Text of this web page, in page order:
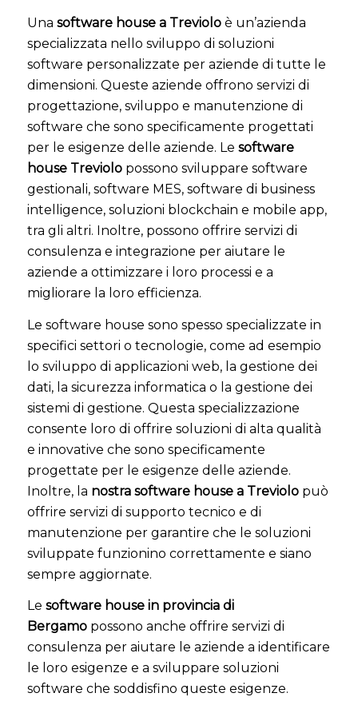
Una software house a Trevioloè un’azienda
specializzata nello sviluppo di soluzioni
software personalizzate per aziende di tutte le
dimensioni. Queste aziende offrono servizi di
progettazione, sviluppo e manutenzione di
software che sono specificamente progettati
per le esigenze delle aziende. Le software
house Treviolopossono sviluppare software
gestionali, software MES, software di business
intelligence, soluzioni blockchain e mobile app,
tra gli altri. Inoltre, possono offrire servizi di
consulenza e integrazione per aiutare le
aziende a ottimizzare i loro processi e a
migliorare la loro efficienza.
Le software house sono spesso specializzate in
specifici settori o tecnologie, come ad esempio
lo sviluppo di applicazioni web, la gestione dei
dati, la sicurezza informatica o la gestione dei
sistemi di gestione. Questa specializzazione
consente loro di offrire soluzioni di alta qualità
e innovative che sono specificamente
progettate per le esigenze delle aziende.
Inoltre, la nostra software house a Treviolopuò
offrire servizi di supporto tecnico e di
manutenzione per garantire che le soluzioni
sviluppate funzionino correttamente e siano
sempre aggiornate.
Le software house in provincia di
Bergamopossono anche offrire servizi di
consulenza per aiutare le aziende a identificare
le loro esigenze e a sviluppare soluzioni
software che soddisfino queste esigenze.